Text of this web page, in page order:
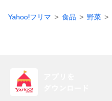
Yahoo!フリマ 食品 野菜